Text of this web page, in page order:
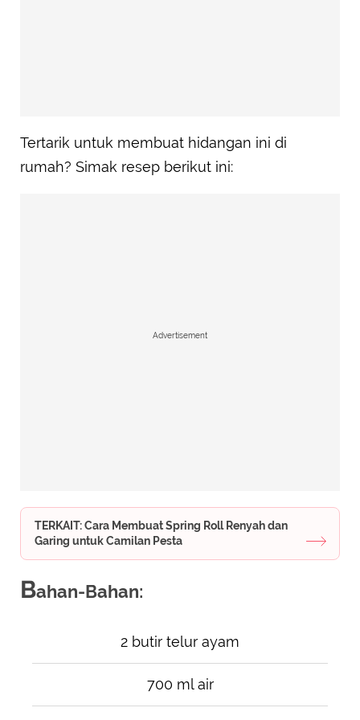
Tertarik untuk membuat hidangan ini di
rumah? Simak resep berikut ini:
Advertisement
TERKAIT: Cara Membuat Spring Roll Renyah dan
Garing untuk Camilan Pesta
Bahan-Bahan:
2 butir telur ayam
700 ml air